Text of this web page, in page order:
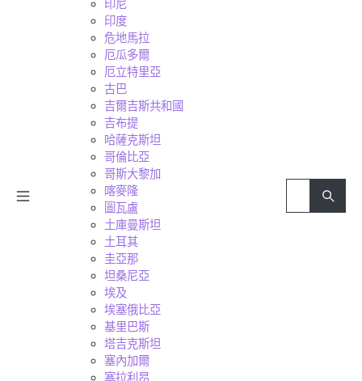
印尼
印度
危地馬拉
厄瓜多爾
厄立特里亞
古巴
吉爾吉斯共和國
吉布提
哈薩克斯坦
哥倫比亞
哥斯大黎加
喀麥隆
圖瓦盧
土庫曼斯坦
土耳其
圭亞那
坦桑尼亞
埃及
埃塞俄比亞
基里巴斯
塔吉克斯坦
塞內加爾